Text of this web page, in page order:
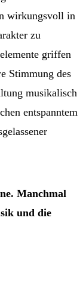
wirkungsvoll in
zu
griffen
Stimmung des
musikalisch
entspanntem
Manchmal
und die